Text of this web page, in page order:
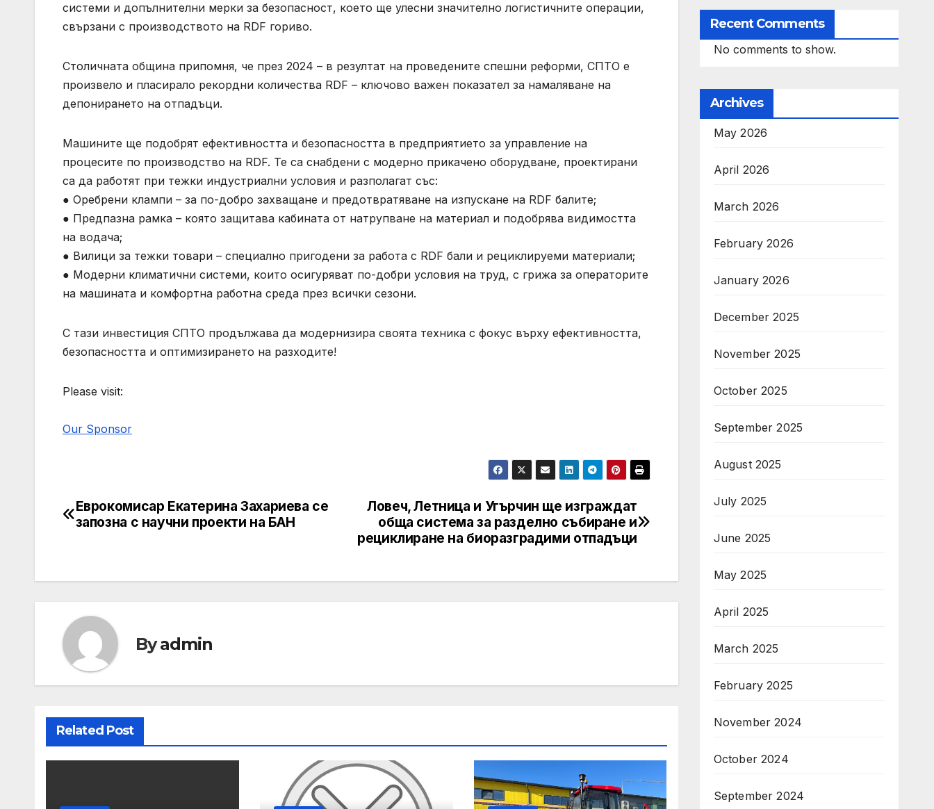
системи и допълнителни мерки за безопасност, което ще улесни значително логистичните операции,
свързани с производството на RDF гориво.
Столичната община припомня, че през 2024 – в резултат на проведените спешни реформи, СПТО е
произвело и пласирало рекордни количества RDF – ключово важен показател за намаляване на
депонирането на отпадъци.
Машините ще подобрят ефективността и безопасността в предприятието за управление на
процесите по производство на RDF. Те са снабдени с модерно прикачено оборудване, проектирани
са да работят при тежки индустриални условия и разполагат със:
● Оребрени клампи – за по-добро захващане и предотвратяване на изпускане на RDF балите;
● Предпазна рамка – която защитава кабината от натрупване на материал и подобрява видимостта
на водача;
● Вилици за тежки товари – специално пригодени за работа с RDF бали и рециклируеми материали;
● Модерни климатични системи, които осигуряват по-добри условия на труд, с грижа за операторите
на машината и комфортна работна среда през всички сезони.
С тази инвестиция СПТО продължава да модернизира своята техника с фокус върху ефективността,
безопасността и оптимизирането на разходите!
Please visit:
Our Sponsor
Post
Ловеч, Летница и Угърчин ще изграждат
обща система за разделно събиране и
рециклиране на биоразградими отпадъци
Еврокомисар Екатерина Захариева се
запозна с научни проекти на БАН
Byadmin
Related Post
Recent Comments
No comments to show.
Archives
May 2026
April 2026
March 2026
February 2026
January 2026
December 2025
November 2025
October 2025
September 2025
August 2025
July 2025
June 2025
May 2025
April 2025
March 2025
February 2025
November 2024
October 2024
September 2024